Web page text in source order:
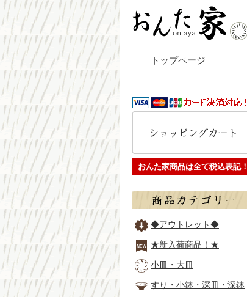
トップページ
おんた家商品は全て税込表記！
◆アウトレット◆
★新入荷商品！★
小皿・大皿
すり・小鉢・深皿・深鉢